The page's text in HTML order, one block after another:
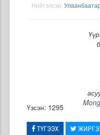
Нийтэлсэн:
Үзсэн: 1295
ТҮГЭЭХ